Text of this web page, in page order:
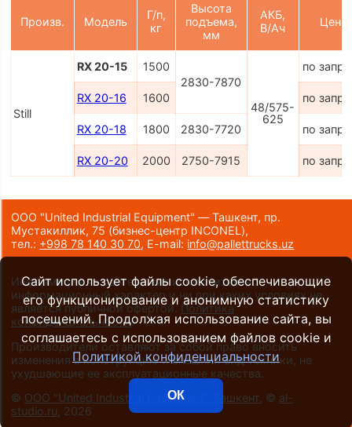
Произв. Модель
Г/п,
кг
Высота
подъема,
мм
АКБ,
В/Ач
Цена
Still
RX 20-15
1500
2830-7870
48/575-
625
по
RX 20-16 1600 по
RX 20-18 1800 2830-7720 по
RX 20-20 2000 2750-7915 по
ООО "United Industrial Equipment" — Ташкент, пр.
Мустакиллик, 75 (бизнес-центр INCONEL),
тел.: +998 78 140 30 70, E-mail: info@pallettrucks.uz
Информация на сайте носит исключительно
информационный характер и ни при каких условиях не
является публичной офертой. Политика
конфиденциальности.
Производители оставляют за собой право вносить
изменения в конструкцию и внешний вид техники, не
ухудшающие ее эксплуатационные качества.
© ООО "United Industrial Equipment", Ташкент , © al-
studio.ru , 2026
Сайт использует файлы cookie, обеспечивающие
его функционирование и анонимную статистику
посещений. Продолжая использование сайта, вы
соглашаетесь с использованием файлов cookie и
Политикой конфиденциальности
ОК